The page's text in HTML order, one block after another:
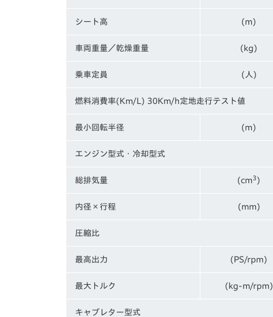
シート高 (m)
車両重量／乾燥重量 (kg)
乗車定員 (人)
燃料消費率(Km/L) 30Km/h定地走行テスト値
最小回転半径 (m)
エンジン型式・冷却型式
総排気量 (cm 3 )
内径×行程 (mm)
圧縮比
最高出力 (PS/rpm)
最大トルク (kg-m/rpm)
キャブレター型式